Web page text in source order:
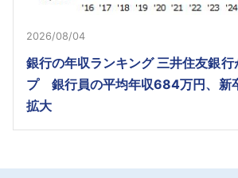
2026/08/04
銀行の年収ランキング 三井住友銀
プ 銀行員の平均年収684万円、新
拡大